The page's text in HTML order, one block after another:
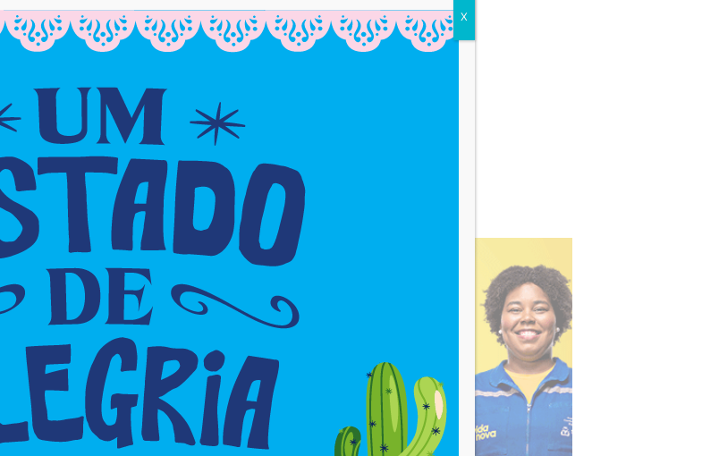
Assis Valente.
e serão monitoradas por
de Segurança Pública da Bahia.
do Banco Nacional de
e fazem a abordagem. Mais de
Bahia, segundo a Secretaria de
os dias 10 e 13 de fevereiro, na
com a Prefeitura.
Confira
X